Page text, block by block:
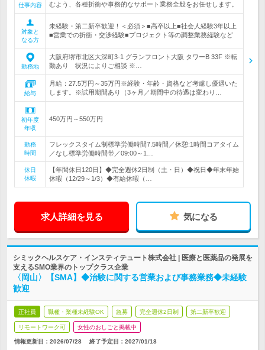
仕事内容
むよう、各種折衝や事務的なサポート業務全般をお任せします。
対象と
なる方
未経験・第二新卒歓迎！＜必須＞■高卒以上■社会人経験3年以上
■営業での折衝・交渉経験■プロジェクト等の調整業務経験など
勤務地
大阪府堺市北区大深町3-1 グランフロント大阪 タワーB 33F ※転
勤あり 状況によりご相談 ※…
給与
月給：27.5万円～35万円※経験・年齢・資格など考慮し優遇いた
します。※試用期間あり（3ヶ月／期間中の待遇は変わり…
初年度
年収
450万円～550万円
勤務
時間
フレックスタイム制標準労働時間7.5時間／休憩:1時間コアタイム
／なし標準労働時間帯／09:00～1…
休日
休暇
【年間休日120日】◆完全週休2日制（土・日）◆祝日◆年末年始
休暇（12/29～1/3）◆有給休暇（…
求人詳細を見る 気になる
シミックヘルスケア・インスティテュート株式会社 | 医療と医薬品の発展を
支えるSMO業界のトップクラス企業
〈岡山〉【SMA】◆治験に関する営業および事務業務◆未経験
歓迎
正社員 職種・業種未経験OK 急募 完全週休2日制 第二新卒歓迎
リモートワーク可 女性のおしごと掲載中
情報更新日：2026/07/28 終了予定日： 2027/01/18